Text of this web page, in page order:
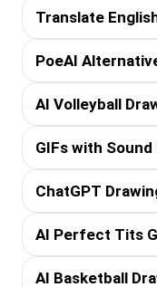
Translate
PoeAI
AI Volleyball
GIFs with
ChatGPT
AI Perfect Tits
AI Basketball